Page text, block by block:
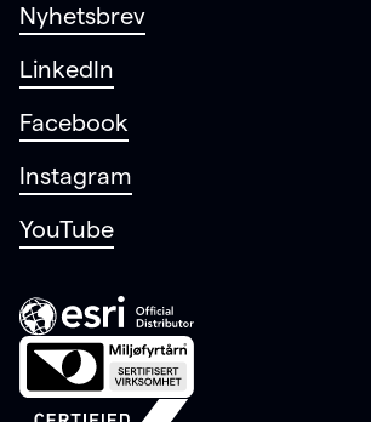
Nyhetsbrev
LinkedIn
Facebook
Instagram
YouTube